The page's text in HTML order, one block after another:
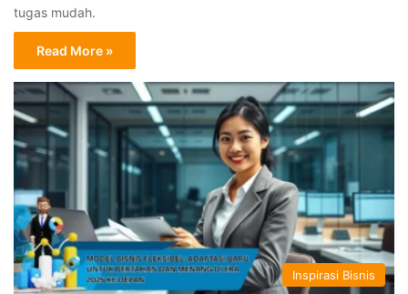
tugas mudah.
Read More »
Inspirasi Bisnis